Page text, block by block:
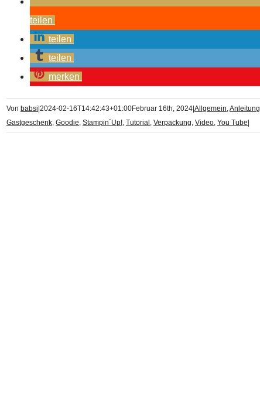
teilen
teilen
teilen
merken
Von babsi|2024-02-16T14:42:43+01:00Februar 16th, 2024|Allgemein,Anleitung
Gastgeschenk, Goodie, Stampin´Up!, Tutorial, Verpackung, Video, You Tube|